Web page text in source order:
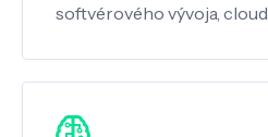
softvérového vývoja,